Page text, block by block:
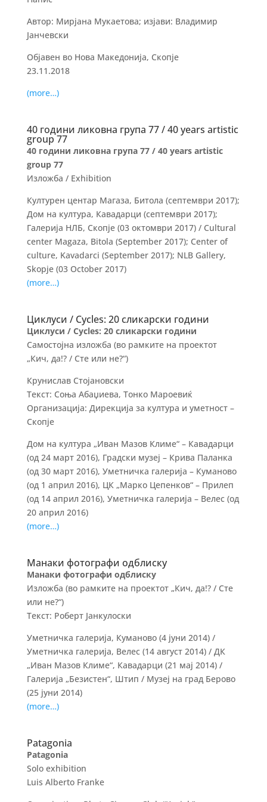
Автор: Мирјана Мукаетова; изјави: Владимир
Јанчевски
Објавен во Нова Македонија, Скопје
23.11.2018
(more…)
40 години ликовна група 77 / 40 years artistic
group 77
40 години ликовна група 77 / 40 years artistic
group 77
Изложба / Exhibition
Културен центар Магаза, Битола (септември 2017);
Дом на култура, Кавадарци (септември 2017);
Галерија НЛБ, Скопје (03 октомври 2017) / Cultural
center Magaza, Bitola (September 2017); Center of
culture, Kavadarci (September 2017); NLB Gallery,
Skopje (03 October 2017)
(more…)
Циклуси / Cycles: 20 сликарски години
Циклуси / Cycles: 20 сликарски години
Самостојна изложба (во рамките на проектот
„Кич, да!? / Сте или не?“)
Крунислав Стојановски
Текст: Соња Абаџиева, Тонко Мароевиќ
Организација: Дирекција за култура и уметност –
Скопје
Дом на култура „Иван Мазов Климе“ – Кавадарци
(од 24 март 2016), Градски музеј – Крива Паланка
(од 30 март 2016), Уметничка галерија – Куманово
(од 1 април 2016), ЦК „Марко Цепенков“ – Прилеп
(од 14 април 2016), Уметничка галерија – Велес (од
20 април 2016)
(more…)
Манаки фотографи одблиску
Манаки фотографи одблиску
Изложба (во рамките на проектот „Кич, да!? / Сте
или не?“)
Текст: Роберт Јанкулоски
Уметничка галерија, Куманово (4 јуни 2014) /
Уметничка галерија, Велес (14 август 2014) / ДК
„Иван Мазов Климе“, Кавадарци (21 мај 2014) /
Галерија „Безистен“, Штип / Музеј на град Берово
(25 јуни 2014)
(more…)
Patagonia
Patagonia
Solo exhibition
Luis Alberto Franke